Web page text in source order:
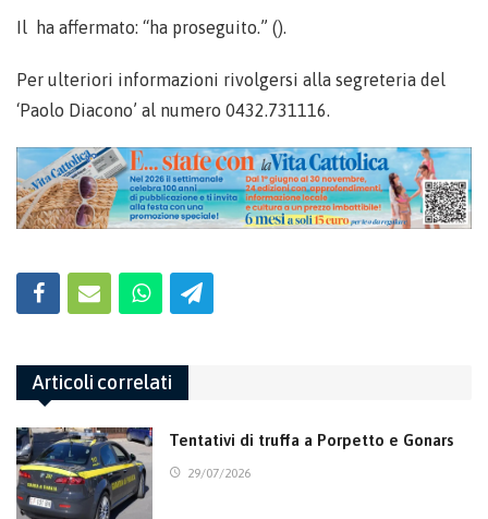
Il ha affermato: “ha proseguito.” ().
Per ulteriori informazioni rivolgersi alla segreteria del
‘Paolo Diacono’ al numero 0432.731116.
Articoli correlati
Tentativi di truffa a Porpetto e Gonars
29/07/2026